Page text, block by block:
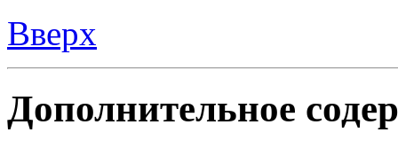
Вверх
Дополнительное